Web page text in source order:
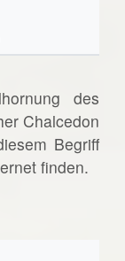
des
Chalcedon
Begriff
finden.